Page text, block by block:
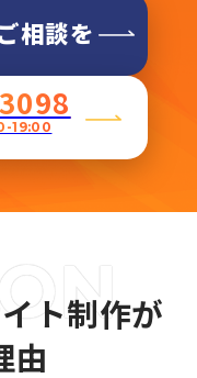
相談を
19:00
ト制作が
由